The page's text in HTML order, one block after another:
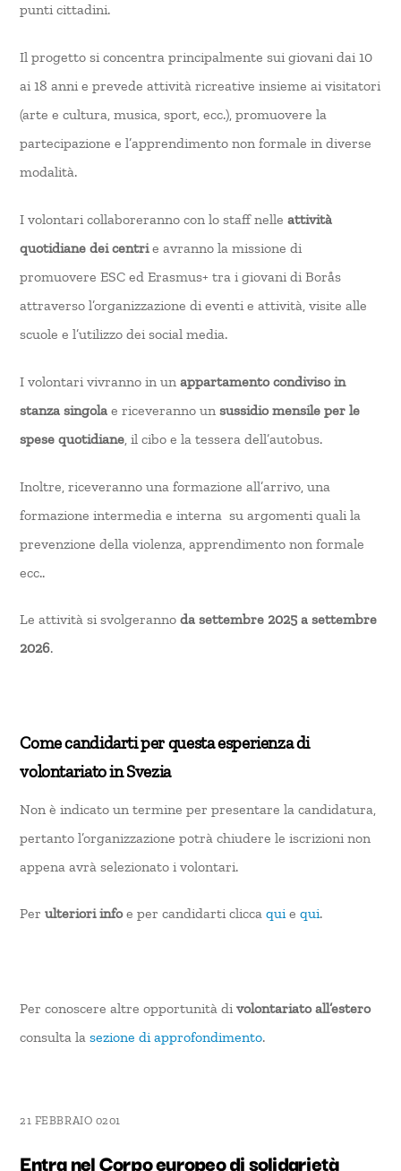
punti cittadini.
Il progetto si concentra principalmente sui giovani dai 10
ai 18 anni e prevede attività ricreative insieme ai visitatori
(arte e cultura, musica, sport, ecc.), promuovere la
partecipazione e l’apprendimento non formale in diverse
modalità.
I ​​volontari collaboreranno con lo staff nelleattività
quotidiane dei centrie avranno la missione di
promuovere ESC ed Erasmus+ tra i giovani di Borås
attraverso l’organizzazione di eventi e attività, visite alle
scuole e l’utilizzo dei social media.
I volontari vivranno in un appartamento condiviso in
stanza singola e riceveranno unsussidio mensile per le
spese quotidiane , il cibo e la tessera dell’autobus.
Inoltre, riceveranno una formazione all’arrivo, una
formazione intermedia e interna su argomenti quali la
prevenzione della violenza, apprendimento non formale
ecc..
Le attività si svolgerannoda settembre 2025 a settembre
2026.
Come candidarti per questa esperienza di
volontariato in Svezia
Non è indicato un termine per presentare la candidatura,
pertanto l’organizzazione potrà chiudere le iscrizioni non
appena avrà selezionato i volontari.
Perulteriori infoe per candidarti cliccaquiequi.
Per conoscere altre opportunità divolontariato all’estero
consulta lasezione di approfondimento.
21 FEBBRAIO 0201
Entra nel Corpo europeo di solidarietà